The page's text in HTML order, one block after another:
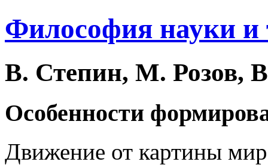
Философия науки и
В. Степин, М. Розов,
Особенности
Движение от картины